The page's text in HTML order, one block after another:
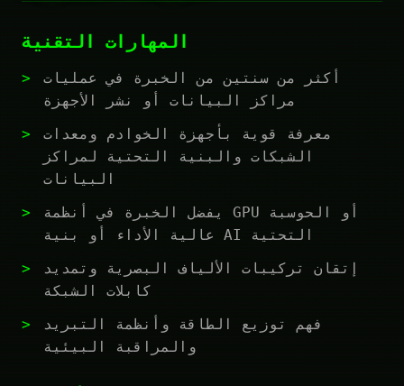
المهارات التقنية
أكثر من سنتين من الخبرة في عمليات
مراكز البيانات أو نشر الأجهزة
معرفة قوية بأجهزة الخوادم ومعدات
الشبكات والبنية التحتية لمراكز
البيانات
يفضل الخبرة في أنظمة GPU أو الحوسبة
عالية الأداء أو بنية AI التحتية
إتقان تركيبات الألياف البصرية وتمديد
كابلات الشبكة
فهم توزيع الطاقة وأنظمة التبريد
والمراقبة البيئية